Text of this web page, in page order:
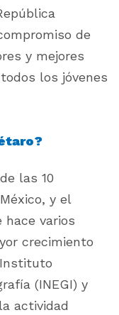
de
y mejores
los jóvenes
las 10
y el
hace varios
crecimiento
(INEGI) y
actividad